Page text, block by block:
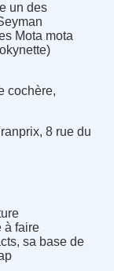
un des
Mota mota
cochère,
8 rue du
à faire
sa base de